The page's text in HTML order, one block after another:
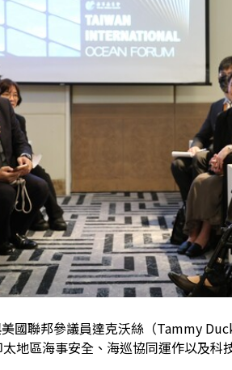
國聯邦參議員達克沃絲（Tammy
地區海事安全、海巡協同運作以及科